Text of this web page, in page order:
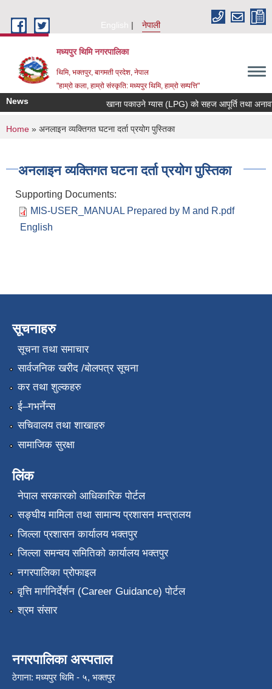
English
नेपाली
मध्यपुर थिमि नगरपालिका
थिमि, भक्तपुर, बागमती प्रदेश, नेपाल
"हाम्रो कला, हाम्रो संस्कृति: मध्यपुर थिमि, हाम्रो सम्पत्ति"
News खाना पकाउने ग्यास (LPG) को सहज आपूर्ति तथा
You are here
Home » अनलाइन व्यक्तिगत घटना दर्ता प्रयोग पुस्तिका
अनलाइन व्यक्तिगत घटना दर्ता प्रयोग पुस्तिका
Supporting Documents:
MIS-USER_MANUAL Prepared by M and R.pdf
English
सूचनाहरु
सूचना तथा समाचार
सार्वजनिक खरीद /बोलपत्र सूचना
कर तथा शुल्कहरु
ई–गभर्नेन्स
सचिवालय तथा शाखाहरु
सामाजिक सुरक्षा
लिंक
नेपाल सरकारको आधिकारिक पोर्टल
सङ्‍घीय मामिला तथा सामान्य प्रशासन मन्त्रालय
जिल्ला प्रशासन कार्यालय भक्तपुर
जिल्ला समन्वय समितिको कार्यालय भक्तपुर
नगरपालिका प्रोफाइल
वृत्ति मार्गनिर्देर्शन (Career Guidance) पोर्टल
श्रम संसार
नगरपालिका अस्पताल
ठेगाना: मध्यपुर थिमि - ५, भक्तपुर